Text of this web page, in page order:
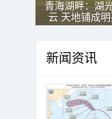
青海湖畔：湖
云 天地铺成
新闻资讯